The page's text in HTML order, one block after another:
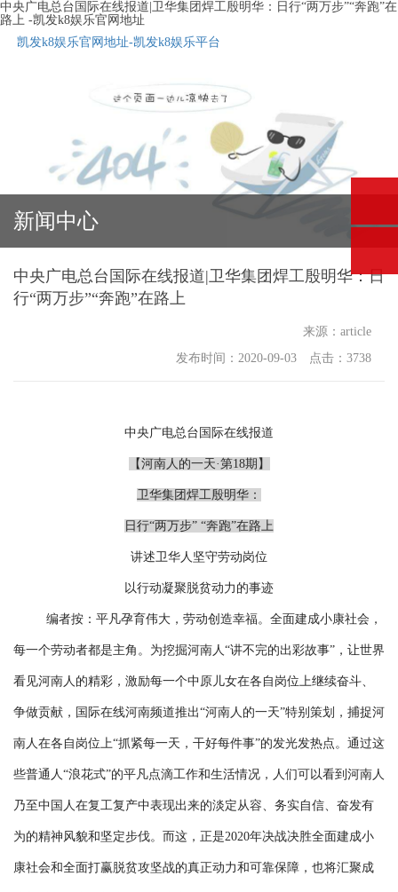
中央广电总台国际在线报道|卫华集团焊工殷明华：日行“两万步”“奔跑”在
路上 -凯发k8娱乐官网地址
凯发k8娱乐官网地址-凯发k8娱乐平台
新闻中心
中央广电总台国际在线报道|卫华集团焊工殷明华：日
行“两万步”“奔跑”在路上
来源：article
发布时间：2020-09-03 点击：3738
中央广电总台国际在线报道
【河南人的一天·第18期】
卫华集团焊工殷明华：
日行“两万步” “奔跑”在路上
讲述卫华人坚守劳动岗位
以行动凝聚脱贫动力的事迹
编者按：平凡孕育伟大，劳动创造幸福。全面建成小康社会，
每一个劳动者都是主角。为挖掘河南人“讲不完的出彩故事”，让世界
看见河南人的精彩，激励每一个中原儿女在各自岗位上继续奋斗、
争做贡献，国际在线河南频道推出“河南人的一天”特别策划，捕捉河
南人在各自岗位上“抓紧每一天，干好每件事”的发光发热点。通过这
些普通人“浪花式”的平凡点滴工作和生活情况，人们可以看到河南人
乃至中国人在复工复产中表现出来的淡定从容、务实自信、奋发有
为的精神风貌和坚定步伐。而这，正是2020年决战决胜全面建成小
康社会和全面打赢脱贫攻坚战的真正动力和可靠保障，也将汇聚成